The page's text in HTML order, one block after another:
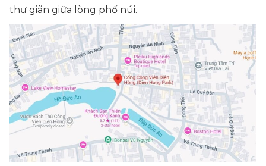
thư giãn giữa lòng phố núi.